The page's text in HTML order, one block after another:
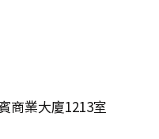
商業大廈1213室